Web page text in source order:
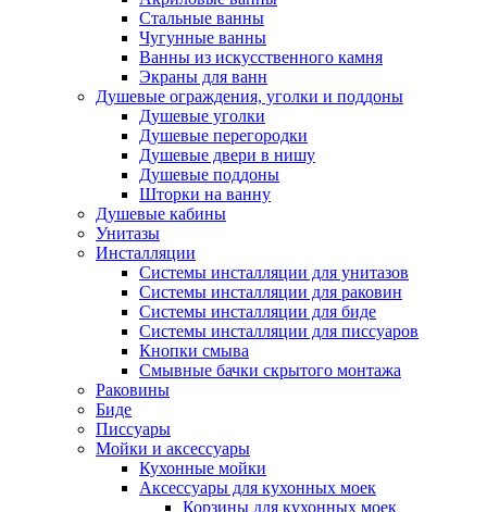
Стальные ванны
Чугунные ванны
Ванны из искусственного камня
Экраны для ванн
Душевые ограждения, уголки и поддоны
Душевые уголки
Душевые перегородки
Душевые двери в нишу
Душевые поддоны
Шторки на ванну
Душевые кабины
Унитазы
Инсталляции
Системы инсталляции для унитазов
Системы инсталляции для раковин
Системы инсталляции для биде
Системы инсталляции для писсуаров
Кнопки смыва
Смывные бачки скрытого монтажа
Раковины
Биде
Писсуары
Мойки и аксессуары
Кухонные мойки
Аксессуары для кухонных моек
Корзины для кухонных моек